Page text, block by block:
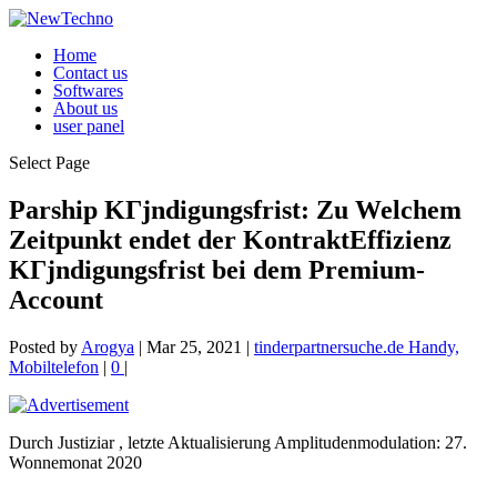
Home
Contact us
Softwares
About us
user panel
Select Page
Parship KГјndigungsfrist: Zu Welchem
Zeitpunkt endet der KontraktEffizienz
KГјndigungsfrist bei dem Premium-
Account
Posted by Arogya | Mar 25, 2021 | tinderpartnersuche.de Handy,
Mobiltelefon | 0 |
Durch Justiziar , letzte Aktualisierung Amplitudenmodulation: 27.
Wonnemonat 2020